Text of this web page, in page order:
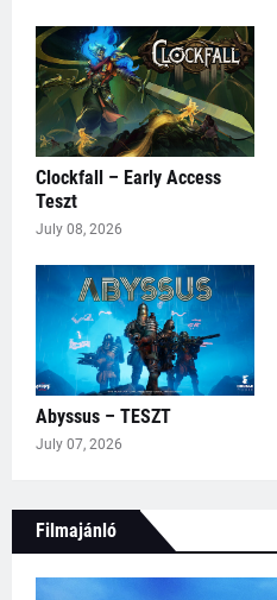
Clockfall – Early Access
Teszt
July 08, 2026
Abyssus – TESZT
July 07, 2026
Filmajánló